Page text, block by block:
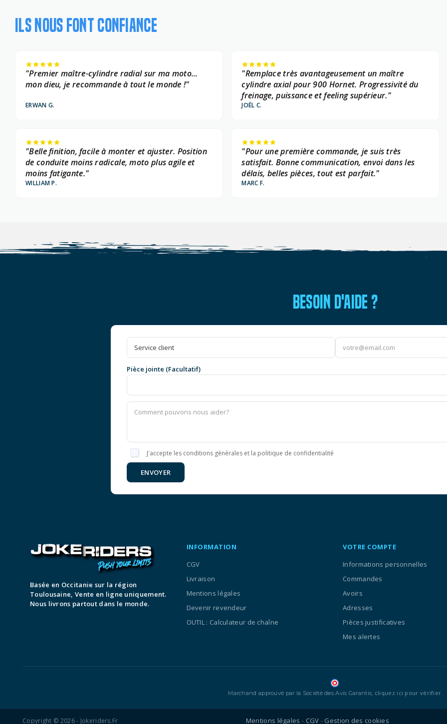
ILS NOUS FONT CONFIANCE
"Premier maître-cylindre radial sur ma moto...
mon dieu, je recommande à tout le monde !"
ERWAN G.
"Remplace très avantageusement un maître
cylindre axial pour 900 Hornet. Progressivité du
freinage, puissance et feeling supérieur."
JOËL C.
"Belle finition, facile à monter et ajuster. Position
de conduite moins radicale, moto plus agile et
moins fatigante."
WILLIAM P.
"Pour une première commande, je suis très
satisfait. Bonne communication, envoi dans les
délais, belles pièces, tout est parfait."
MARC F.
BESOIN D'AIDE ?
Pièce jointe (Facultatif)
J'accepte les conditions générales et la politique de confidentialité
ENVOYER
Basée en Occitanie sur la région
Toulousaine, Vente en ligne uniquement.
Nous livrons partout dans le monde.
INFORMATION
CGV
Livraison
Mentions légales
Devenir revendeur
OUTIL : Calculateur de chaîne
VOTRE COMPTE
Informations personnelles
Commandes
Avoirs
Adresses
Pièces justificatives
Mes alertes
Marchand approuvé par la Société des Avis Garantis, cliquez ici pour vérifier.
Copyright © 2026 - Jokeriders.fr Mentions légales - CGV - Gestion des cookies